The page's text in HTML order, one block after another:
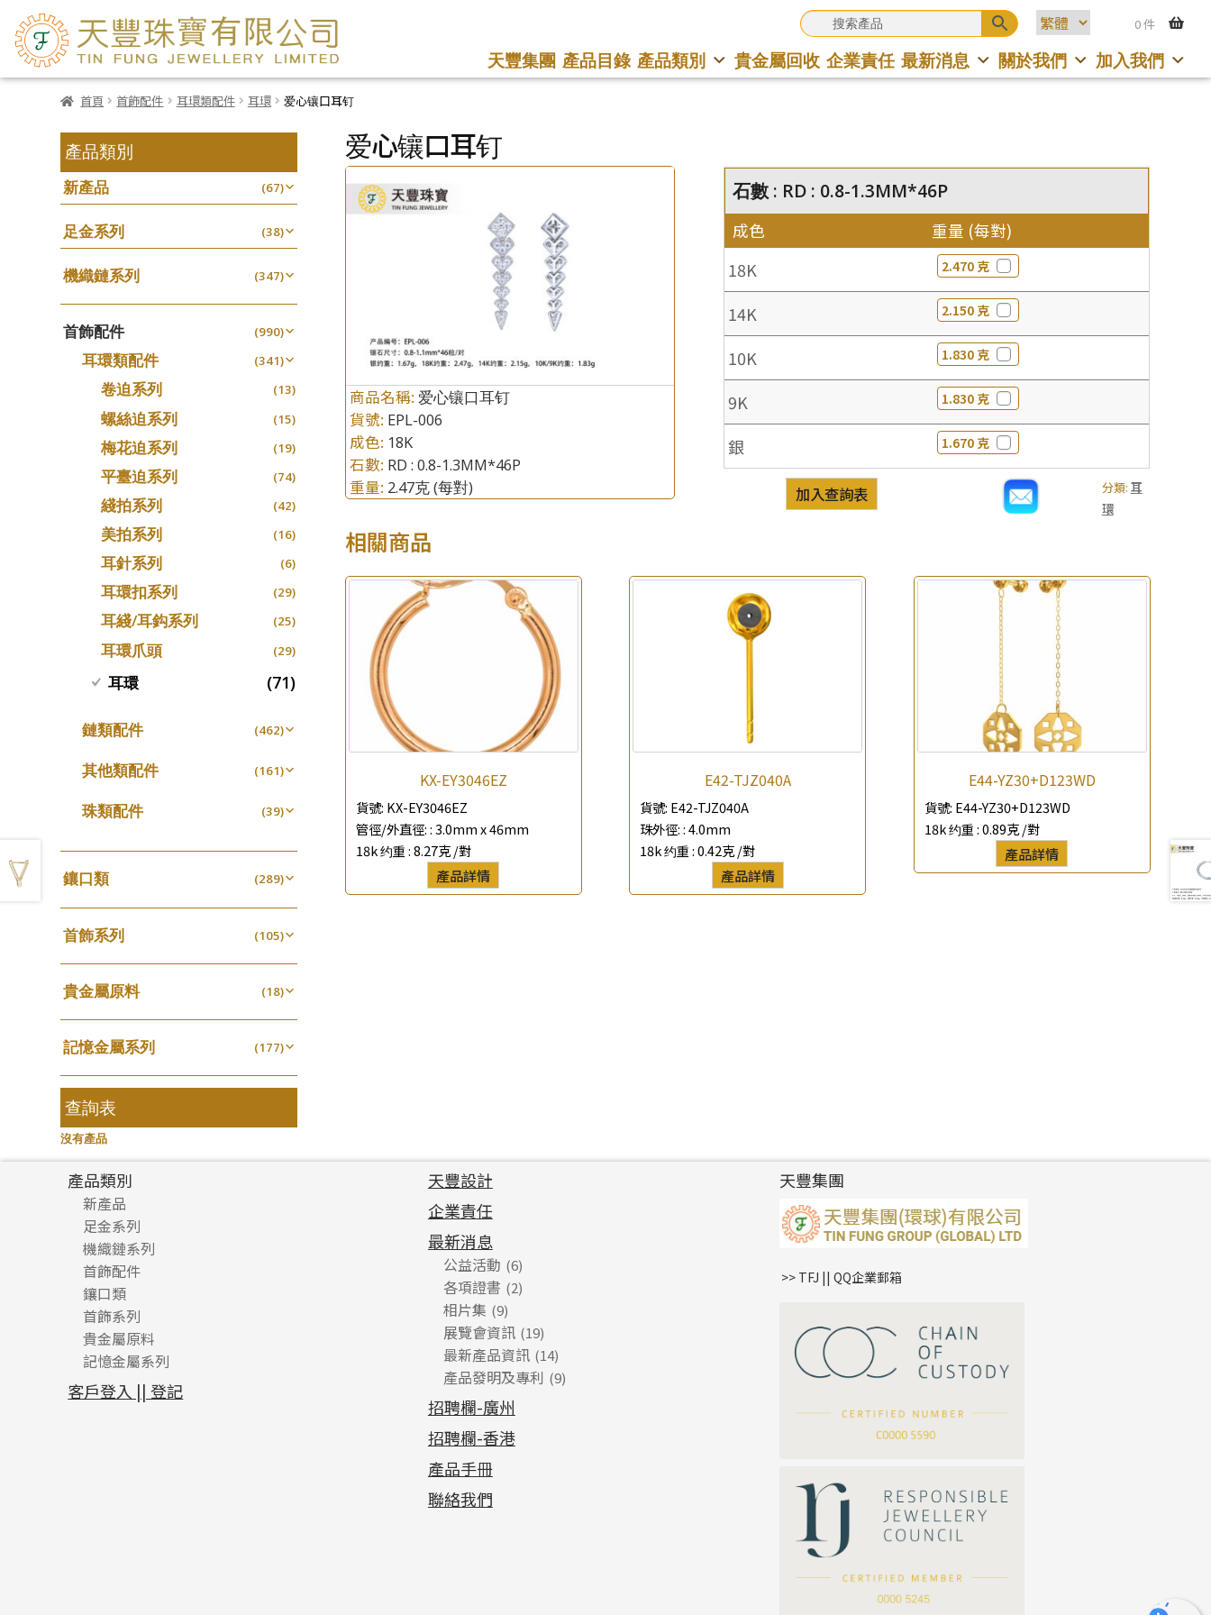
0 件
天豐集團 產品目錄 產品類別 貴金屬回收 企業責任 最新消息 關於我們 加入我們
首頁 首飾配件 耳環類配件 耳環 爱心镶口耳钉
爱心镶口耳钉
產品查詢
*你的名字
查詢以下產品
商品名稱: 爱心镶口耳钉
貨號: EPL-006
成色: 18K
石數: RD : 0.8-1.3MM*46P
重量: 2.47克(每對)
石數 : RD : 0.8-1.3MM*46P
成色 重量 (每對)
18K 2.470 克
14K 2.150 克
10K 1.830 克
9K 1.830 克
銀 1.670 克
分類: 耳
環
加入查詢表
相關商品
KX-EY3046EZ
貨號: KX-EY3046EZ
管徑/外直徑: :3.0mm x 46mm
18k 约重 :8.27克 /對
產品詳情
E42-TJZ040A
貨號: E42-TJZ040A
珠外徑: : 4.0mm
18k 约重 :0.42克 /對
產品詳情
E44-YZ30+D123WD
貨號: E44-YZ30+D123WD
18k 约重 :0.89克 /對
產品詳情
產品類別
新產品 (67)
足金系列 (38)
機織鏈系列 (347)
珠仔鏈 (25)
镶口链 (61)
管狀網鏈 (11)
十字鏈系列 (56)
十字車花鏈系列 (48)
十字閃O鏈系列 (27)
十字錘打鏈系列 (17)
側身車花鏈系列 (8)
側身鏈系列 (9)
肖邦鏈系列 (14)
雙十字鏈系列 (4)
水波鏈系列 (4)
蛇骨鏈系列 (6)
鏈尾系列 (6)
嘴唇鏈系列 (3)
竹節鏈系列 (5)
珍珠鏈系列
坦克鏈系列 (9)
滿天星鏈系列 (2)
刀片鏈系列 (4)
方假繩鏈系列 (1)
心心鏈系列
首飾配件 (990)
耳環類配件 (341)
卷迫系列 (13)
螺絲迫系列 (15)
梅花迫系列 (19)
平臺迫系列 (74)
綫拍系列 (42)
美拍系列 (16)
耳針系列 (6)
耳環扣系列 (29)
耳綫/耳鈎系列 (25)
耳環爪頭 (29)
耳環 (71)
鏈類配件 (462)
動感車花吊墜
生圈扣系列 (13)
鴨俐制系列 (18)
字印牌系列
字母吊墜 (20)
相盒吊墜 (11)
項鏈吊墜 (102)
生肖吊墜 (27)
管扣系列 (4)
星座吊墜 (12)
水泡扣
珠扣
其他類配件 (161)
珠盤系列
焊片及鐳射綫 (2)
空心車花管 (19)
其他
珠類配件 (39)
空心光身珠
空心批花珠
鑲口類 (289)
四爪頭系列 (20)
六爪頭系列 (41)
車花片 (35)
動感車花片 (20)
鑲口戒指 (16)
鑲口手鏈系列 (146)
首飾系列 (105)
手镯系列 (8)
戒指系列 (8)
空心耳環 (27)
空心车花管首饰链 (15)
空心手鐲系列 (8)
牛仔鏈
貴金屬原料 (18)
千足金 (18)
記憶金屬系列 (177)
記憶戒指 (30)
拉簧珠珠手鏈
記憶鈦手鐲
查詢表
沒有產品
*你的名字
公司名稱
產品類別
新產品
足金系列
足金配件
機織鏈系列
珠仔鏈
镶口链
管狀網鏈
十字車花鏈系列
十字閃O鏈系列
十字錘打鏈系列
側身車花鏈系列
首飾配件
耳環類配件
卷迫系列
螺絲迫系列
梅花迫系列
平臺迫系列
綫拍系列
鏈類配件
動感車花吊墜
調節珠系列
生圈扣系列
龍蝦扣系列
其他類配件
珠盤系列
袖口鈕系列
焊片及鐳射綫
珠類配件
無孔光身珠
空心光身珠
鑲口類
四爪頭系列
六爪頭系列
車花片
動感車花片
鑲口戒指
首飾系列
手镯系列
戒指系列
空心耳環
空心车花管首饰链
貴金屬原料
千足金
記憶金屬系列
記憶戒指
拉簧珠珠手鏈
客戶登入 || 登記
天豐設計
企業責任
最新消息
公益活動 (6)
各項證書 (2)
相片集 (9)
展覽會資訊 (19)
最新產品資訊 (14)
產品發明及專利 (9)
招聘欄-廣州
招聘欄-香港
產品手冊
聯絡我們
天豐集團
>> TFJ || QQ企業郵箱